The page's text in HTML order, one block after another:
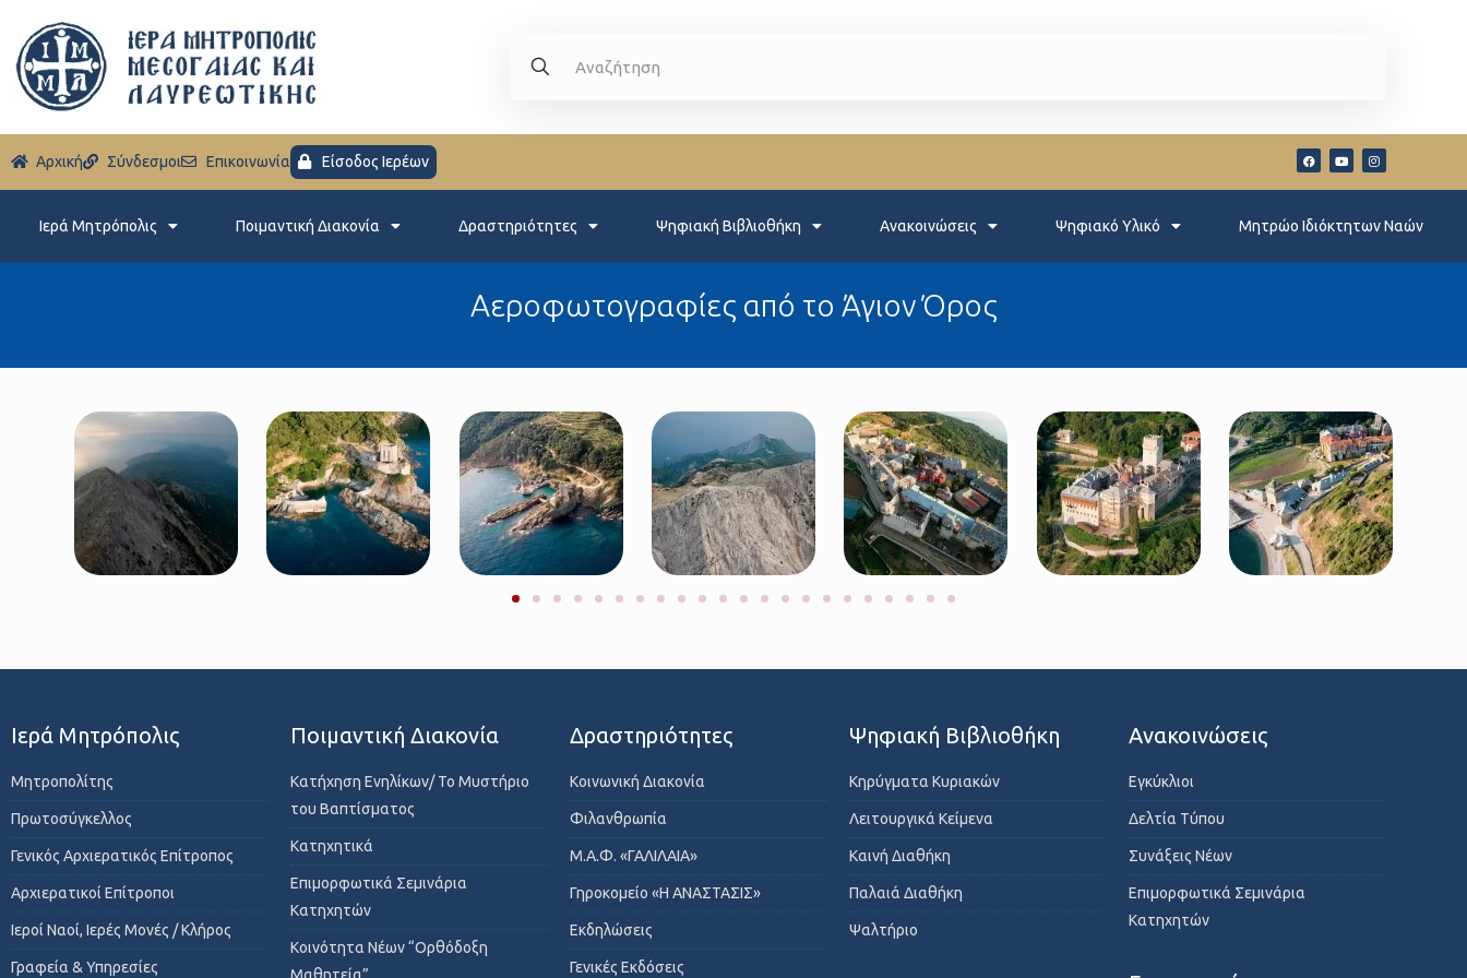
Aρχική Σύνδεσμοι Eπικοινωνία Είσοδος Ιερέων
Ιερά Μητρόπολις Ποιμαντική Διακονία Δραστηριότητες Ψηφιακή Βιβλιοθήκη Ανακοινώσεις Ψηφιακό Υλικό Μητρώο Ιδιόκτητων Ναών
Αεροφωτογραφίες από το Άγιον Όρος
Ιερά Μητρόπολις
Μητροπολίτης
Πρωτοσύγκελλος
Γενικός Αρχιερατικός Επίτροπος
Αρχιερατικοί Επίτροποι
Ιεροί Ναοί, Ιερές Μονές / Κλήρος
Γραφεία & Υπηρεσίες
Ποιμαντική Διακονία
Κατήχηση Ενηλίκων/ Το Μυστήριο
του Βαπτίσματος
Κατηχητικά
Επιμορφωτικά Σεμινάρια
Κατηχητών
Κοινότητα Νέων “Ορθόδοξη
Μαθητεία”
Δραστηριότητες
Κοινωνική Διακονία
Φιλανθρωπία
Μ.Α.Φ. «ΓΑΛΙΛΑΙΑ»
Γηροκομείο «Η ΑΝΑΣΤΑΣΙΣ»
Εκδηλώσεις
Γενικές Εκδόσεις
Ψηφιακή Βιβλιοθήκη
Κηρύγματα Κυριακών
Λειτουργικά Κείμενα
Καινή Διαθήκη
Παλαιά Διαθήκη
Ψαλτήριο
Ανακοινώσεις
Εγκύκλιοι
Δελτία Τύπου
Συνάξεις Νέων
Επιμορφωτικά Σεμινάρια
Κατηχητών